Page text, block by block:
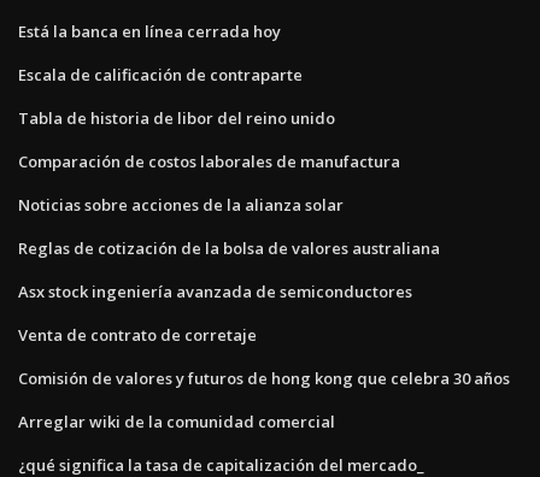
Está la banca en línea cerrada hoy
Escala de calificación de contraparte
Tabla de historia de libor del reino unido
Comparación de costos laborales de manufactura
Noticias sobre acciones de la alianza solar
Reglas de cotización de la bolsa de valores australiana
Asx stock ingeniería avanzada de semiconductores
Venta de contrato de corretaje
Comisión de valores y futuros de hong kong que celebra 30 años
Arreglar wiki de la comunidad comercial
¿qué significa la tasa de capitalización del mercado_